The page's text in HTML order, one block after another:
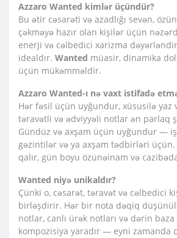
Azzaro Wanted kimlər üçündür?
Bu ətir cəsarəti və azadlığı sevən,
çəkməyə hazır olan kişilər üçün
enerji və cəlbedici xarizma
idealdır. Wanted müasir, dinamika
üçün mükəmməldir.
Azzaro Wanted-ı nə vaxt istifadə
Hər fəsil üçün uyğundur, xüsusilə yaz
təravətli və ədviyyəli notlar ən parlaq
Gündüz və axşam üçün uyğundur —
gəzintilər və ya axşam tədbirləri
qalır, gün boyu özünəinam və
Wanted niyə unikaldır?
Çünki o, cəsarət, təravət və cəlbedici
birləşdirir. Hər bir nota dəqiq
notlar, canlı ürək notları və dərin
kompozisiya yaradır — eyni zamanda